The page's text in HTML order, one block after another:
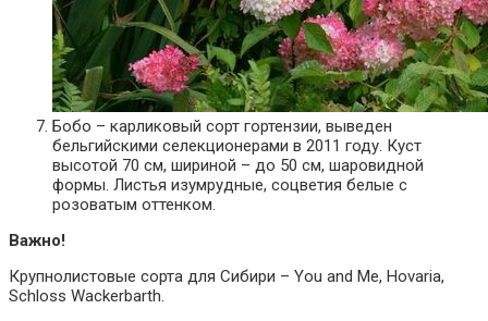
Бобо – карликовый сорт гортензии, выведен
бельгийскими селекционерами в 2011 году. Куст
высотой 70 см, шириной – до 50 см, шаровидной
формы. Листья изумрудные, соцветия белые с
розоватым оттенком.
Важно!
Крупнолистовые сорта для Сибири – You and Me, Hovaria,
Schloss Wackerbarth.